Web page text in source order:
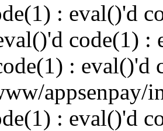
: eval()'d
code(1) :
: eval()'d
appsenpay/
: eval()'d